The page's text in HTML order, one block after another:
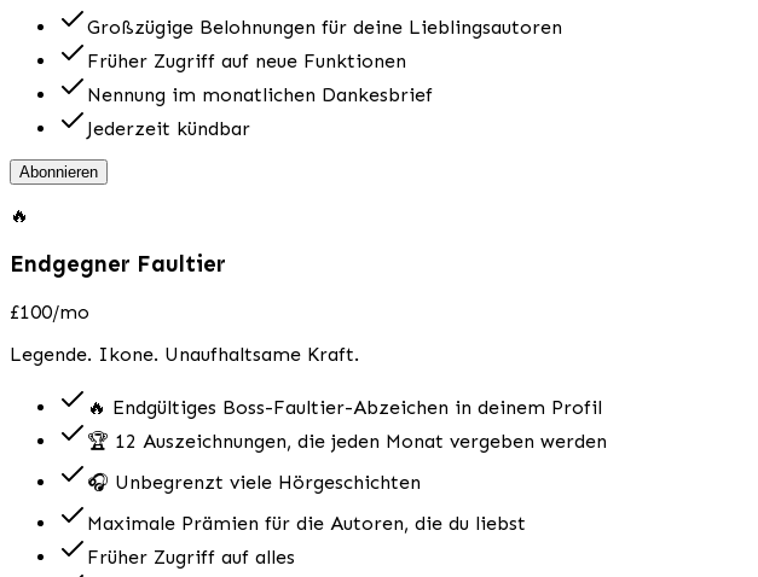
Großzügige Belohnungen für deine Lieblingsautoren
Früher Zugriff auf neue Funktionen
Nennung im monatlichen Dankesbrief
Jederzeit kündbar
Abonnieren
🔥
Endgegner Faultier
£100/mo
Legende. Ikone. Unaufhaltsame Kraft.
🔥 Endgültiges Boss-Faultier-Abzeichen in deinem Profil
🏆 12 Auszeichnungen, die jeden Monat vergeben werden
🎧 Unbegrenzt viele Hörgeschichten
Maximale Prämien für die Autoren, die du liebst
Früher Zugriff auf alles